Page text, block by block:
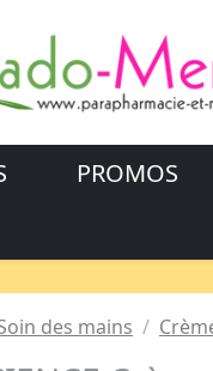
PROMOS
des mains